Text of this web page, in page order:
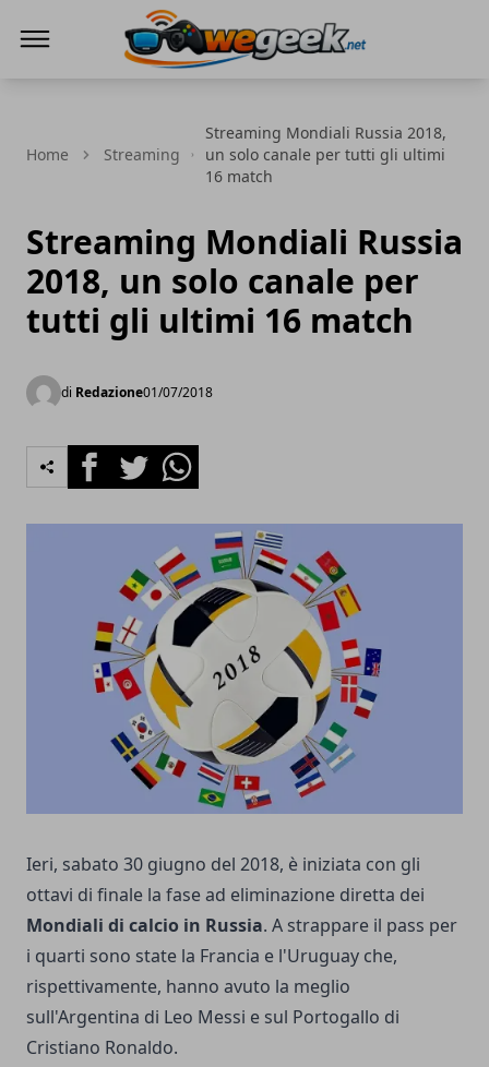
Home Streaming
Streaming Mondiali Russia 2018,
un solo canale per tutti gli ultimi
16 match
Streaming Mondiali Russia
2018, un solo canale per
tutti gli ultimi 16 match
di Redazione01/07/2018
FacebookTwitterWhatsapp
Ieri, sabato 30 giugno del 2018, è iniziata con gli
ottavi di finale la fase ad eliminazione diretta dei
Mondiali di calcio in Russia. A strappare il pass per
i quarti sono state la Francia e l'Uruguay che,
rispettivamente, hanno avuto la meglio
sull'Argentina di Leo Messi e sul Portogallo di
Cristiano Ronaldo.